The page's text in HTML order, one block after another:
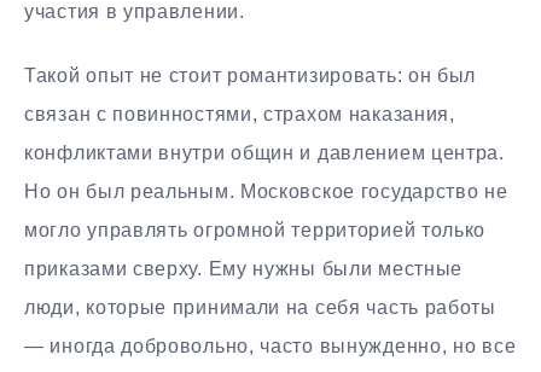
участия в управлении.
Такой опыт не стоит романтизировать: он был
связан с повинностями, страхом наказания,
конфликтами внутри общин и давлением центра.
Но он был реальным. Московское государство не
могло управлять огромной территорией только
приказами сверху. Ему нужны были местные
люди, которые принимали на себя часть работы
— иногда добровольно, часто вынужденно, но все